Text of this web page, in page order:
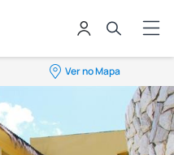
Ver no Mapa